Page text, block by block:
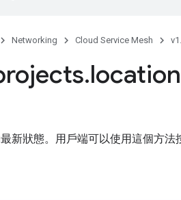
Networking Cloud Service Mesh
.
新狀態。用戶端可以使用這個方法